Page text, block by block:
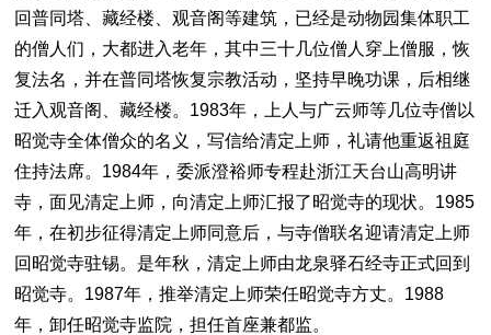
回普同塔、藏经楼、观音阁等建筑，已经是动物园集体职工
的僧人们，大都进入老年，其中三十几位僧人穿上僧服，恢
复法名，并在普同塔恢复宗教活动，坚持早晚功课，后相继
迁入观音阁、藏经楼。1983年，上人与广云师等几位寺僧以
昭觉寺全体僧众的名义，写信给清定上师，礼请他重返祖庭
住持法席。1984年，委派澄裕师专程赴浙江天台山高明讲
寺，面见清定上师，向清定上师汇报了昭觉寺的现状。1985
年，在初步征得清定上师同意后，与寺僧联名迎请清定上师
回昭觉寺驻锡。是年秋，清定上师由龙泉驿石经寺正式回到
昭觉寺。1987年，推举清定上师荣任昭觉寺方丈。1988
年，卸任昭觉寺监院，担任首座兼都监。